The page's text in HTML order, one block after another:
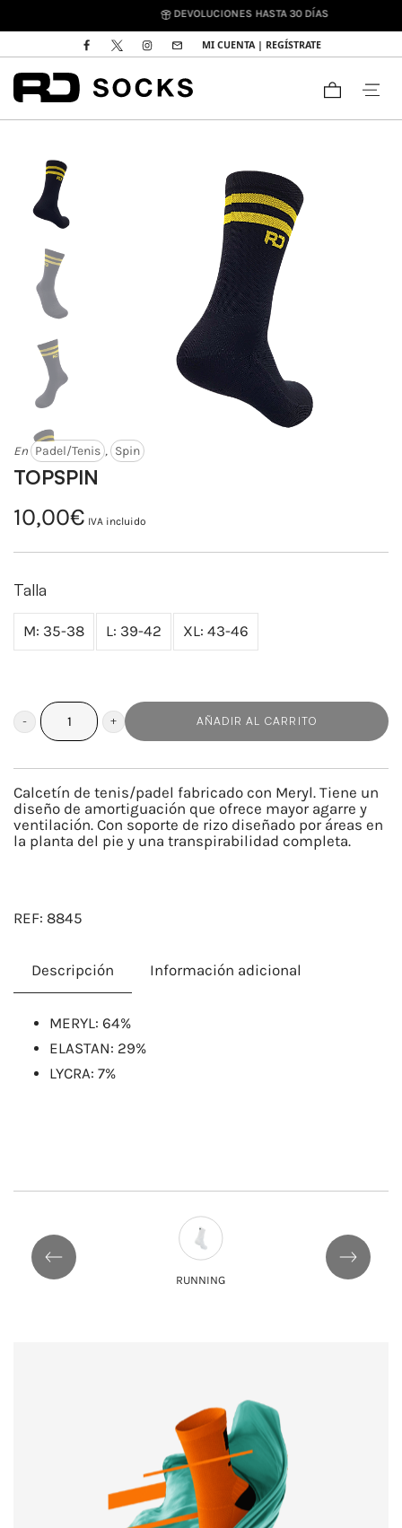
DEVOLUCIONES HASTA 30 DÍAS
MI CUENTA | REGÍSTRATE
En Padel/Tenis , Spin
TOPSPIN
10,00€ IVA incluido
Talla
M: 35-38 L: 39-42 XL: 43-46
TOPSPIN
AÑADIR AL CARRITO
Calcetín de tenis/padel fabricado con Meryl. Tiene un
diseño de amortiguación que ofrece mayor agarre y
ventilación. Con soporte de rizo diseñado por áreas en
la planta del pie y una transpirabilidad completa.
REF: 8845
Descripción Información adicional
​MERYL: 64%
ELASTAN: 29%
LYCRA: 7%
RUNNING